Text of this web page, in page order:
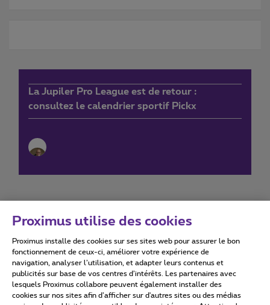
La Jupiler Pro League est de retour :
consultez le calendrier sportif Pickx
Conditions d'utilisation Accessibility statement
Proximus utilise des cookies
Proximus installe des cookies sur ses sites web pour assurer le bon
fonctionnement de ceux-ci, améliorer votre expérience de
navigation, analyser l’utilisation, et adapter leurs contenus et
publicités sur base de vos centres d’intérêts. Les partenaires avec
lesquels Proximus collabore peuvent également installer des
cookies sur nos sites afin d’afficher sur d'autres sites ou des médias